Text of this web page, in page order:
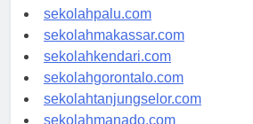
sekolahsurabaya.com
sekolahpalu.com
sekolahmakassar.com
sekolahkendari.com
sekolahgorontalo.com
sekolahtanjungselor.com